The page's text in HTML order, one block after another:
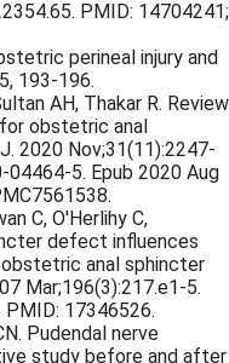
PMID: 14704241;
perineal injury and
193-196.
AH, Thakar R. Review
obstetric anal
2020 Nov;31(11):2247-
5. Epub 2020 Aug
C, O'Herlihy C,
defect influences
anal sphincter
Mar;196(3):217.e1-5.
PMID: 17346526.
Pudendal nerve
study before and after